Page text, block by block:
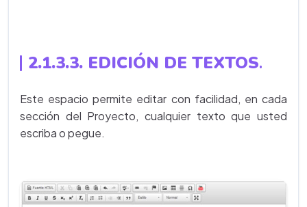
2.1.3.3. EDICIÓN DE TEXTOS.
Este espacio permite editar con facilidad, en cada
sección del Proyecto, cualquier texto que usted
escriba o pegue.